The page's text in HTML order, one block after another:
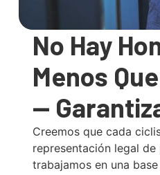
No Hay
Menos
—
Creemos que cada
representación legal
trabajamos en una